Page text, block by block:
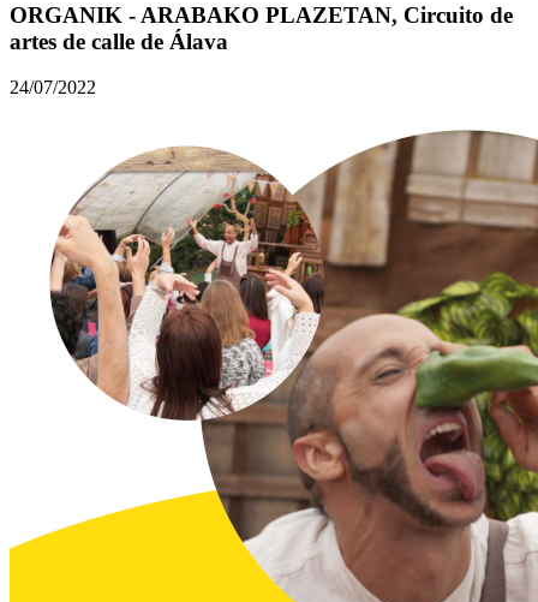
ORGANIK - ARABAKO PLAZETAN, Circuito de
artes de calle de Álava
24/07/2022